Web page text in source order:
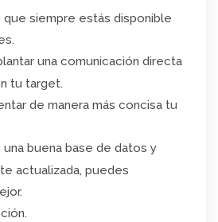
que siempre estás disponible
una comunicación directa
tu target.
de manera más concisa tu
buena base de datos y
actualizada, puedes